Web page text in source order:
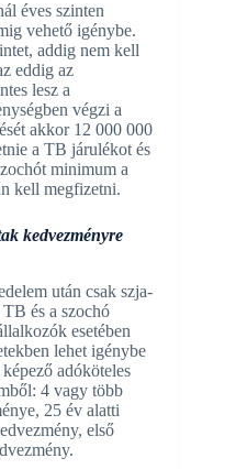
éves szinten
vehető igénybe.
addig nem kell
eddig az
lesz a
végzi a
akkor 12 000 000
a TB járulékot és
minimum a
kell megfizetni.
kedvezményre
után csak szja-
és a szochó
esetében
lehet igénybe
adóköteles
4 vagy több
25 év alatti
első